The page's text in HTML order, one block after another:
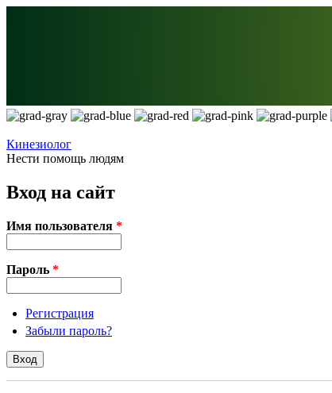
Кинезиолог
Нести помощь людям
Вход на сайт
Имя пользователя *
Пароль *
Регистрация
Забыли пароль?